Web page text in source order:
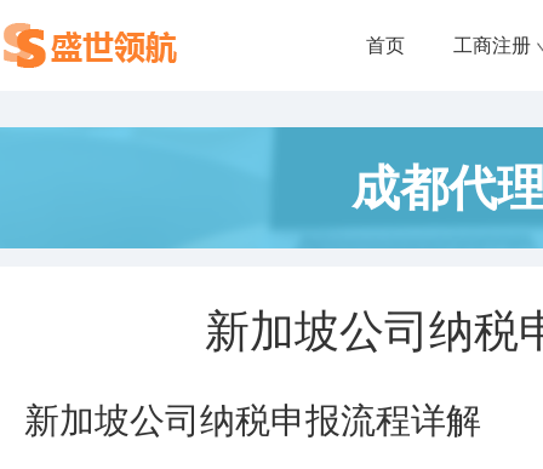
首页 工商注册
成都代
新加坡公司纳税
新加坡公司纳税申报流程详解